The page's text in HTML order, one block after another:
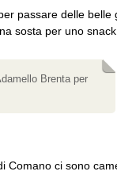
passare delle belle
sosta per uno
Brenta per
Comano ci sono